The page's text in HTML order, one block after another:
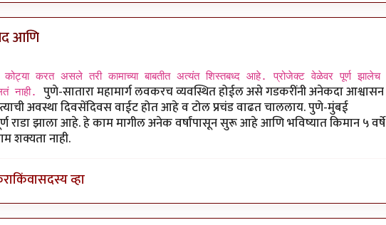
आणि
कोट्या करत असले तरी कामाच्या बाबतीत अत्यंत शिस्तबध्द आहे. प्रोजेक्ट वेळेवर पूर्ण झालेच
नाही. पुणे-सातारा महामार्ग लवकरच व्यवस्थित होईल असे गडकरींनी अनेकदा आश्वासन
अवस्था दिवसेंदिवस वाईट होत आहे व टोल प्रचंड वाढत चाललाय. पुणे-मुंबई
राडा झाला आहे. हे काम मागील अनेक वर्षांपासून सुरू आहे आणि भविष्यात किमान ५ वर्षे
शक्यता नाही.
किंवासदस्य व्हा